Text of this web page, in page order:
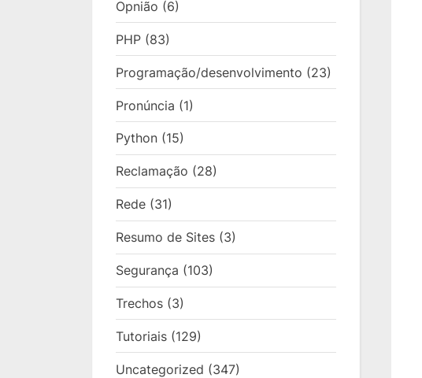
Opnião (6)
PHP (83)
Programação/desenvolvimento (23)
Pronúncia (1)
Python (15)
Reclamação (28)
Rede (31)
Resumo de Sites (3)
Segurança (103)
Trechos (3)
Tutoriais (129)
Uncategorized (347)